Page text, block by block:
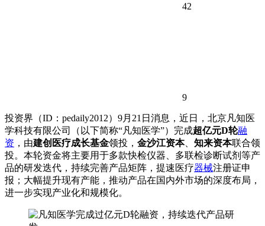
42
9
投资界（ID：pedaily2012）9月21日消息，近日，北京凡知医
学科技有限公司（以下简称“凡知医学”）完成超亿元D轮融
资 ，由建创医疗成长基金领投， 金沙江资本、 知来资本联合领
投。本轮资金将主要用于多款快检仪器、多联检诊断试剂等产
品的研发迭代，持续完善产品矩阵，提速医疗器械注册证申
报；大幅提升现有产能，推动产品在国内外市场的深度布局，
进一步实现产业化和规模化。